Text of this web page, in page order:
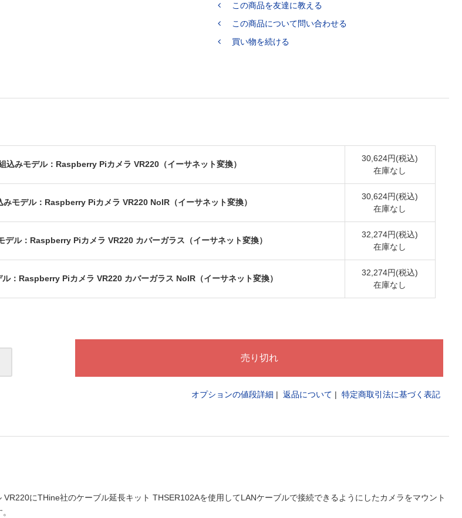
この商品を友達に教える
この商品について問い合わせる
買い物を続ける
込みモデル：Raspberry Piカメラ VR220（イーサネット変換）
30,624円(税込)
在庫なし
みモデル：Raspberry Piカメラ VR220 NoIR（イーサネット変換）
30,624円(税込)
在庫なし
デル：Raspberry Piカメラ VR220 カバーガラス（イーサネット変換）
32,274円(税込)
在庫なし
ル：Raspberry Piカメラ VR220 カバーガラス NoIR（イーサネット変換）
32,274円(税込)
在庫なし
オプションの値段詳細 | 返品について | 特定商取引法に基づく表記
にTHine社のケーブル延長キット THSER102Aを使用してLANケーブルで接続できるようにしたカメラをマウント